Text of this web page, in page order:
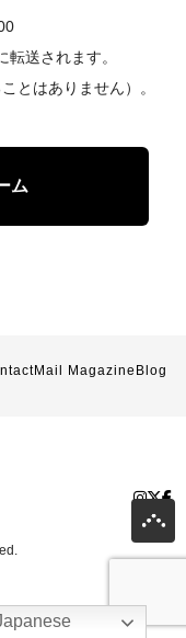
送されます。
とはありません）。
ム
Mail Magazine Blog